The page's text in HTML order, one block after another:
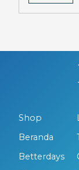
Shop
Beranda
Betterdays